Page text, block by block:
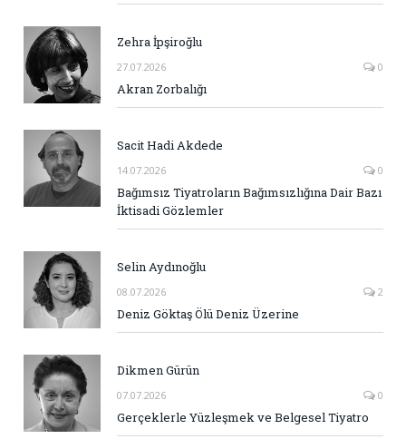
Zehra İpşiroğlu
27.07.2026 0
Akran Zorbalığı
Sacit Hadi Akdede
14.07.2026 0
Bağımsız Tiyatroların Bağımsızlığına Dair Bazı
İktisadi Gözlemler
Selin Aydınoğlu
08.07.2026 2
Deniz Göktaş Ölü Deniz Üzerine
Dikmen Gürün
07.07.2026 0
Gerçeklerle Yüzleşmek ve Belgesel Tiyatro